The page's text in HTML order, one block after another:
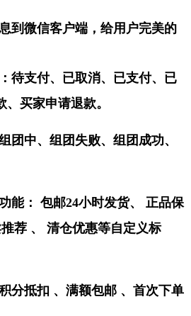
到微信客户端，给用户完美的
待支付、已取消、已支付、已
买家申请退款。
团中、组团失败、组团成功、
能： 包邮24小时发货、 正品保
荐 、 清仓优惠等自定义标
分抵扣 、满额包邮 、首次下单